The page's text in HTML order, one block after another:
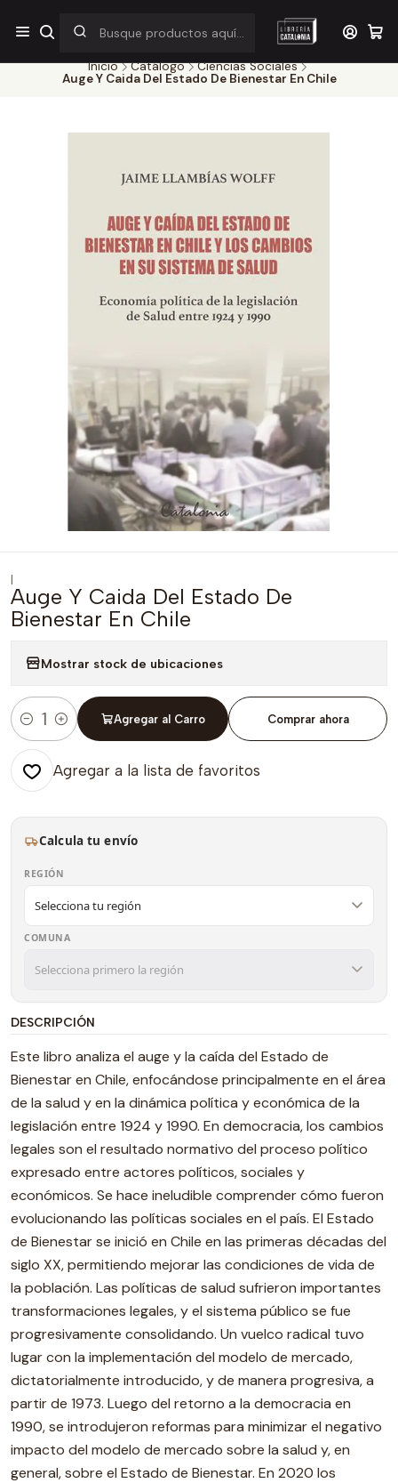
¡Por pocos días! Despacho a $1.000 en RM por compras sobre
$38.000
Inicio Catálogo
Ciencias Sociales
Auge Y Caida Del Estado De Bienestar En Chile
|
Auge Y Caida Del Estado De
Bienestar En Chile
Mostrar stock de ubicaciones
Cantidad
Agregar al Carro Comprar ahora
Agregar a la lista de favoritos
Calcula tu envío
REGIÓN
COMUNA
DESCRIPCIÓN
Este libro analiza el auge y la caída del Estado de
Bienestar en Chile, enfocándose principalmente en el área
de la salud y en la dinámica política y económica de la
legislación entre 1924 y 1990. En democracia, los cambios
legales son el resultado normativo del proceso político
expresado entre actores políticos, sociales y
económicos. Se hace ineludible comprender cómo fueron
evolucionando las políticas sociales en el país. El Estado
de Bienestar se inició en Chile en las primeras décadas del
siglo XX, permitiendo mejorar las condiciones de vida de
la población. Las políticas de salud sufrieron importantes
transformaciones legales, y el sistema público se fue
progresivamente consolidando. Un vuelco radical tuvo
lugar con la implementación del modelo de mercado,
dictatorialmente introducido, y de manera progresiva, a
partir de 1973. Luego del retorno a la democracia en
1990, se introdujeron reformas para minimizar el negativo
impacto del modelo de mercado sobre la salud y, en
general, sobre el Estado de Bienestar. En 2020 los